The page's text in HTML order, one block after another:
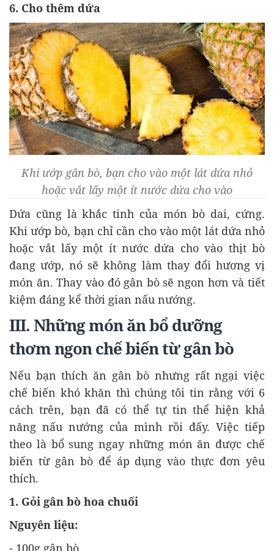
6. Cho thêm dứa
Khi ướp gân bò, bạn cho vào một lát dứa nhỏ
hoặc vắt lấy một ít nước dứa cho vào
Dứa cũng là khắc tinh của món bò dai, cứng.
Khi ướp bò, bạn chỉ cần cho vào một lát dứa nhỏ
hoặc vắt lấy một ít nước dứa cho vào thịt bò
đang ướp, nó sẽ không làm thay đổi hương vị
món ăn. Thay vào đó gân bò sẽ ngon hơn và tiết
kiệm đáng kể thời gian nấu nướng.
III. Những món ăn bổ dưỡng
thơm ngon chế biến từ gân bò
Nếu bạn thích ăn gân bò nhưng rất ngại việc
chế biến khó khăn thì chúng tôi tin rằng với 6
cách trên, bạn đã có thể tự tin thể hiện khả
năng nấu nướng của mình rồi đấy. Việc tiếp
theo là bổ sung ngay những món ăn được chế
biến từ gân bò để áp dụng vào thực đơn yêu
thích.
1. Gỏi gân bò hoa chuối
Nguyên liệu:
- 100g gân bò